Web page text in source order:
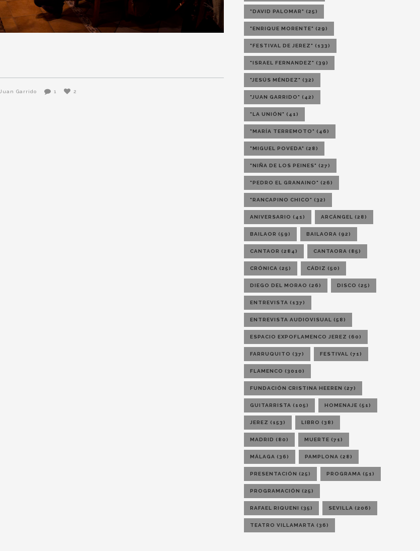
Juan Garrido 1 2
"DAVID PALOMAR" (25)
"ENRIQUE MORENTE" (29)
"FESTIVAL DE JEREZ" (133)
"ISRAEL FERNANDEZ" (39)
"JESÚS MÉNDEZ" (32)
"JUAN GARRIDO" (42)
"LA UNIÓN" (41)
"MARÍA TERREMOTO" (46)
"MIGUEL POVEDA" (28)
"NIÑA DE LOS PEINES" (27)
"PEDRO EL GRANAINO" (26)
"RANCAPINO CHICO" (32)
ANIVERSARIO (41) ARCÁNGEL (28)
BAILAOR (59) BAILAORA (92)
CANTAOR (284) CANTAORA (85)
CRÓNICA (25) CÁDIZ (50)
DIEGO DEL MORAO (26) DISCO (25)
ENTREVISTA (137)
ENTREVISTA AUDIOVISUAL (58)
ESPACIO EXPOFLAMENCO JEREZ (60)
FARRUQUITO (37) FESTIVAL (71)
FLAMENCO (3010)
FUNDACIÓN CRISTINA HEEREN (27)
GUITARRISTA (105) HOMENAJE (51)
JEREZ (153) LIBRO (38)
MADRID (80) MUERTE (71)
MÁLAGA (36) PAMPLONA (28)
PRESENTACIÓN (25) PROGRAMA (51)
PROGRAMACIÓN (25)
RAFAEL RIQUENI (35) SEVILLA (206)
TEATRO VILLAMARTA (36)